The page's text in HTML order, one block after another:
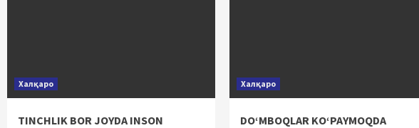
Халқаро
TINCHLIK BOR JOYDA INSON
Халқаро
DO‘MBOQLAR KO‘PAYMOQDA